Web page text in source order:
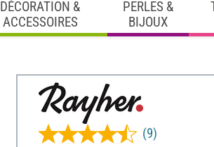
DÉCORATION &
ACCESSOIRES
PERLES &
BIJOUX
(9)